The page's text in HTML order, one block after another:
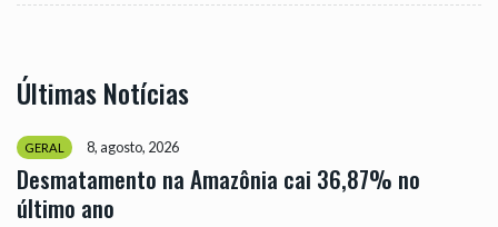
Últimas Notícias
GERAL 8, agosto, 2026
Desmatamento na Amazônia cai 36,87% no
último ano